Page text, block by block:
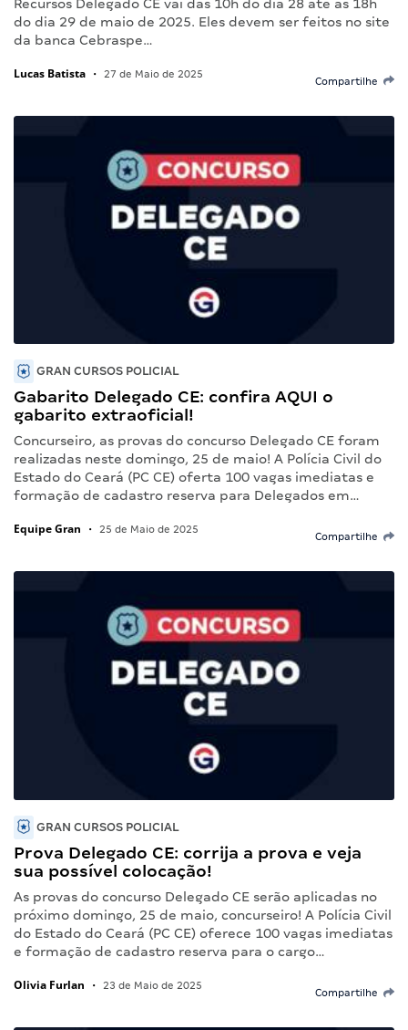
Recursos Delegado CE vai das 10h do dia 28 até as 18h
do dia 29 de maio de 2025. Eles devem ser feitos no site
da banca Cebraspe…
Lucas Batista • 27 de Maio de 2025
Compartilhe
GRAN CURSOS POLICIAL
Gabarito Delegado CE: confira AQUI o
gabarito extraoficial!
Concurseiro, as provas do concurso Delegado CE foram
realizadas neste domingo, 25 de maio! A Polícia Civil do
Estado do Ceará (PC CE) oferta 100 vagas imediatas e
formação de cadastro reserva para Delegados em…
Equipe Gran • 25 de Maio de 2025
Compartilhe
GRAN CURSOS POLICIAL
Prova Delegado CE: corrija a prova e veja
sua possível colocação!
As provas do concurso Delegado CE serão aplicadas no
próximo domingo, 25 de maio, concurseiro! A Polícia Civil
do Estado do Ceará (PC CE) oferece 100 vagas imediatas
e formação de cadastro reserva para o cargo…
Olivia Furlan • 23 de Maio de 2025
Compartilhe